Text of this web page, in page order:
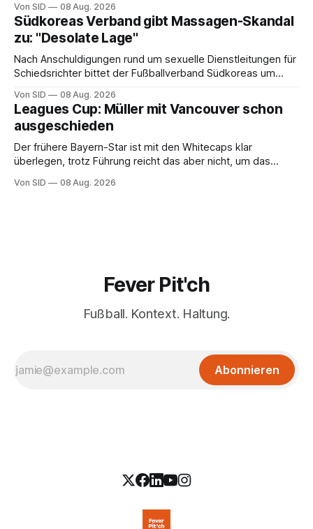
Von SID 08 Aug. 2026
Südkoreas Verband gibt Massagen-Skandal
zu: "Desolate Lage"
Nach Anschuldigungen rund um sexuelle Dienstleitungen für
Schiedsrichter bittet der Fußballverband Südkoreas um
Von SID 08 Aug. 2026
Leagues Cup: Müller mit Vancouver schon
ausgeschieden
Der frühere Bayern-Star ist mit den Whitecaps klar
überlegen, trotz Führung reicht das aber nicht, um das
Von SID 08 Aug. 2026
Fever Pit'ch
Fußball. Kontext. Haltung.
Abonnieren